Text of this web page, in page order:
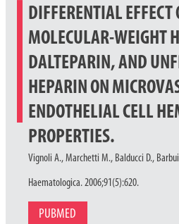
DIFFERENTIAL EFFECT
MOLECULAR-WEIGHT
DALTEPARIN, AND
HEPARIN ON
ENDOTHELIAL CELL
PROPERTIES.
Vignoli A., Marchetti M., Balducci D., Barbui
Haematologica. 2006;91(5):620.
PUBMED